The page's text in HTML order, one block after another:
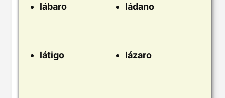
lábaro ládano
látigo lázaro